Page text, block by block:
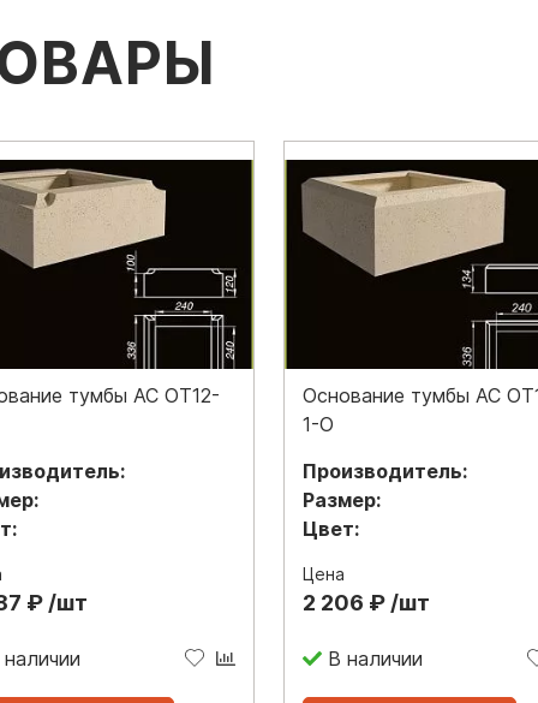
тумбы АС ОТ12-
₽ /шт
Основание тумбы АС
1-О
Производитель:
Размер:
Цвет:
Цена
2 206 ₽ /шт
В наличии